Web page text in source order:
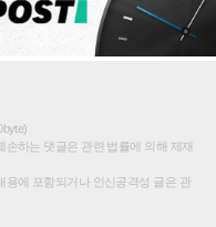
하는 댓글은 관련 법률에 의해 제재
용에 포함되거나 인신공격성 글은 관